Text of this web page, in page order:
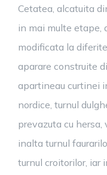
Cetatea, alcatuita
in mai multe etape,
modificata la
aparare construite
apartineau curtinei
nordice, turnul
prevazuta cu
inalta turnul
turnul croitorilor, iar